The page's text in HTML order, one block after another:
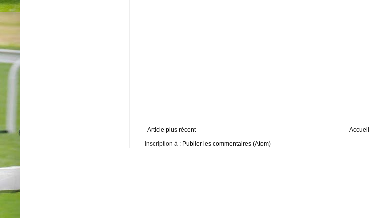
Article plus récent
Accueil
Inscription à : Publier les commentaires (Atom)